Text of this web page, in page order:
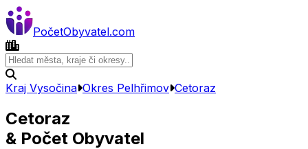
PočetObyvatel.com
Kraj Vysočina Okres Pelhřimov Cetoraz
Cetoraz
& Počet Obyvatel